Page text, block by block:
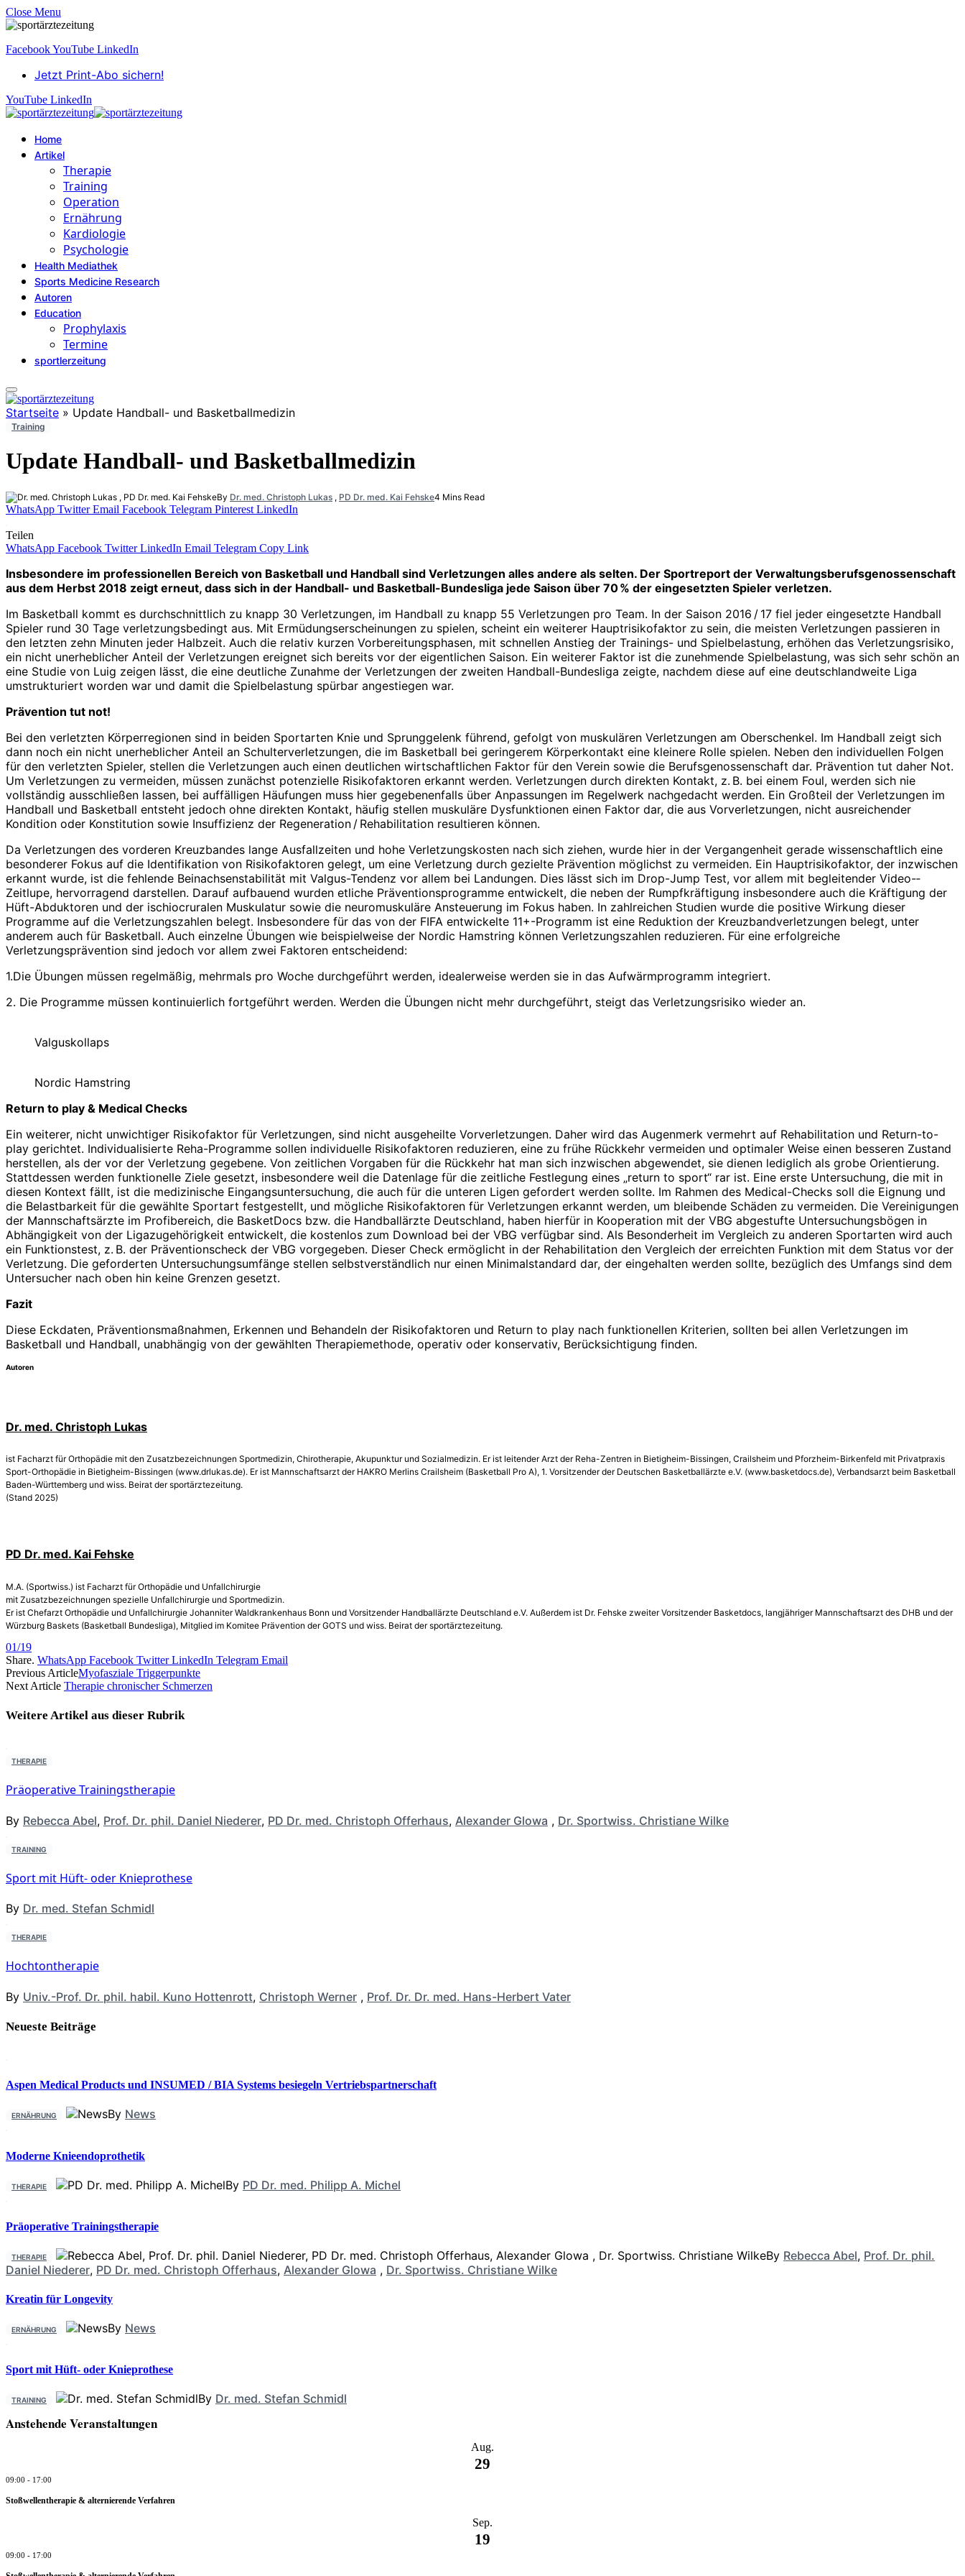
Close Menu
FacebookYouTube LinkedIn
Jetzt Print-Abo sichern!
YouTube LinkedIn
Home
Artikel
Therapie
Training
Operation
Ernährung
Kardiologie
Psychologie
Health Mediathek
Sports Medicine Research
Autoren
Education
Prophylaxis
Termine
sportlerzeitung
Startseite » Update Handball- und Basketballmedizin
Training
Update Handball- und Basketballmedizin
By Dr. med. Christoph Lukas , PD Dr. med. Kai Fehske4 Mins Read
WhatsApp Twitter Email Facebook Telegram Pinterest LinkedIn
Teilen
WhatsApp Facebook Twitter LinkedIn Email Telegram Copy Link
Insbesondere im professionellen Bereich von Basketball und Handball sind Verletzungen alles andere als selten. Der Sportreport der Verwaltungsberufsgenossenschaft
aus dem Herbst 2018 zeigt erneut, dass sich in der Handball- und Basketball-Bundesliga jede Saison über 70 % der eingesetzten Spieler verletzen.
Im Basketball kommt es durchschnittlich zu knapp 30 Verletzungen, im Handball zu knapp 55 Verletzungen pro Team. In der Saison 2016 / 17 fiel jeder eingesetzte Handball
Spieler rund 30 Tage verletzungsbedingt aus. Mit Ermüdungserscheinungen zu spielen, scheint ein weiterer Hauptrisikofaktor zu sein, die meisten Verletzungen passieren in
den letzten zehn Minuten jeder Halbzeit. Auch die relativ kurzen Vorbereitungsphasen, mit schnellen Anstieg der Trainings- und Spielbelastung, erhöhen das Verletzungsrisiko,
ein nicht unerheblicher Anteil der Verletzungen ereignet sich bereits vor der eigentlichen Saison. Ein weiterer Faktor ist die zunehmende Spielbelastung, was sich sehr schön an
eine Studie von Luig zeigen lässt, die eine deutliche Zunahme der Verletzungen der zweiten Handball-­Bundesliga zeigte, nachdem diese auf eine deutschlandweite Liga
umstrukturiert worden war und damit die Spielbelastung spürbar angestiegen war.
Prävention tut not!
Bei den verletzten Körperregionen sind in beiden Sportarten Knie und Sprunggelenk führend, gefolgt von muskulären Verletzungen am Oberschenkel. Im Handball zeigt sich
dann noch ein nicht unerheblicher Anteil an Schulterverletzungen, die im Basketball bei geringerem Körperkontakt eine kleinere Rolle spielen. Neben den individuellen Folgen
für den verletzten Spieler, stellen die Verletzungen auch einen deutlichen wirtschaftlichen Faktor für den Verein sowie die Berufsgenossenschaft dar. Prävention tut daher Not.
Um Verletzungen zu vermeiden, müssen zunächst potenzielle Risikofaktoren erkannt werden. Verletzungen durch direkten Kontakt, z. B. bei einem Foul, werden sich nie
vollständig ausschließen lassen, bei auffälligen Häuf­ungen muss hier gegebenenfalls über Anpassungen im Regelwerk nachgedacht werden. Ein Großteil der Verletzungen im
Handball und Basketball entsteht jedoch ohne direkten Kontakt, häufig stellen muskuläre Dysfunktionen einen Faktor dar, die aus Vorverletzungen, nicht ausreichender
Kondition oder Konstitution sowie Insuffizienz der Regeneration / Rehabilitation resultieren können.
Da Verletzungen des vorderen Kreuzbandes lange Ausfallzeiten und hohe Verletzungskosten nach sich ziehen, wurde hier in der Vergangenheit gerade wissenschaftlich eine
besonderer Fokus auf die Identifikation von Risikofaktoren gelegt, um eine Verletzung durch gezielte Prävention möglichst zu vermeiden. Ein Hauptrisikofaktor, der inzwischen
erkannt wurde, ist die fehlende Beinachsenstabilität mit Valgus-Tendenz vor allem bei Landungen. Dies lässt sich im Drop-Jump Test, vor allem mit begleitender Video-­
Zeitlupe, hervorragend darstellen. Da­rauf aufbauend wurden etliche Präventionsprogramme entwickelt, die neben der Rumpfkräftigung insbesondere auch die Kräftigung der
Hüft-Abduktoren und der ischiocruralen Muskulatur sowie die neuromuskuläre Ansteuerung im Fokus haben. In zahlreichen Studien wurde die positive Wirkung dieser
Programme auf die Verletzungszahlen belegt. Insbesondere für das von der FIFA entwickelte 11+-Programm ist eine Reduktion der Kreuzbandverletzungen belegt, unter
anderem auch für Basketball. Auch einzelne Übungen wie beispielweise der Nordic Hamstring können Verletzungszahlen reduzieren. Für eine erfolgreiche
Verletzungsprävention sind jedoch vor allem zwei Faktoren entscheidend:
1.Die Übungen müssen regelmäßig, mehrmals pro Woche durchgeführt werden, idealerweise werden sie in das Aufwärmprogramm integriert.
2. Die Programme müssen kontinuierlich fortgeführt werden. Werden die Übungen nicht mehr durchgeführt, steigt das Verletzungsrisiko wieder an.
Valguskollaps
Nordic Hamstring
Return to play & Medical Checks
Ein weiterer, nicht unwichtiger Risikofaktor für Verletzungen, sind nicht ausgeheilte Vorverletzungen. Daher wird das Augenmerk vermehrt auf Rehabilitation und Return-to-
play gerichtet. Individualisierte Reha-Programme sollen individuelle Risikofaktoren reduzieren, eine zu frühe Rückkehr vermeiden und optimaler Weise einen besseren Zustand
herstellen, als der vor der Verletzung gegebene. Von zeitlichen Vorgaben für die Rückkehr hat man sich inzwischen abgewendet, sie dienen lediglich als grobe Orientierung.
Stattdessen werden funktionelle Ziele gesetzt, insbesondere weil die Datenlage für die zeitliche Festlegung eines „return to sport“ rar ist. Eine erste Untersuchung, die mit in
diesen Kontext fällt, ist die medizinische Eingangsuntersuchung, die auch für die unteren Ligen gefordert werden sollte. Im Rahmen des Medical-Checks soll die Eignung und
die Belastbarkeit für die gewählte Sportart festgestellt, und mögliche Risikofaktoren für Verletzungen erkannt werden, um bleibende Schäden zu vermeiden. Die Vereinigungen
der Mannschaftsärzte im Profibereich, die BasketDocs bzw. die Handballärzte Deutschland, haben hierfür in Kooperation mit der VBG abgestufte Untersuchungsbögen in
Abhängigkeit von der Ligazugehörigkeit entwickelt, die kostenlos zum Download bei der VBG verfügbar sind. Als Besonderheit im Vergleich zu anderen Sportarten wird auch
ein Funktionstest, z. B. der Präventionscheck der VBG vorgegeben. Dieser Check ermöglicht in der Reha­bilitation den Vergleich der erreichten Funktion mit dem Status vor der
Verletzung. Die geforderten Untersuchungsumfänge stellen selbstverständlich nur einen Minimalstandard dar, der eingehalten werden sollte, bezüglich des Umfangs sind dem
Untersucher nach oben hin keine Grenzen gesetzt.
Fazit
Diese Eckdaten, Präventionsmaßnahmen, Erkennen und Behandeln der Risikofaktoren und Return to play nach funktionellen Kriterien, sollten bei allen Verletzungen im
Basketball und Handball, unabhängig von der gewählten Therapiemethode, operativ oder konservativ, Berücksichtigung finden.
Autoren
Dr. med. Christoph Lukas
ist Facharzt für Orthopädie mit den Zusatzbezeichnungen Sportmedizin, Chirotherapie, Akupunktur und Sozialmedizin. Er ist leitender Arzt der Reha-Zentren in Bietigheim-­Bissingen, Crailsheim und Pforzheim-Birkenfeld mit Privatpraxis
Sport-Orthopädie in Bietigheim-Bissingen (www.drlukas.de). Er ist Mannschafts­arzt der HAKRO Merlins Crailsheim (Basketball Pro A), 1. Vorsitzender der Deutschen Basketballärzte e.V. (www.basketdocs.de), Verbandsarzt beim Basketball
Baden-Württemberg und wiss. Beirat der sportärztezeitung.
(Stand 2025)
PD Dr. med. Kai Fehske
M.A. (Sportwiss.) ist Facharzt für Orthopädie und Unfallchirurgie
mit Zusatzbezeichnungen spezielle Unfallchirurgie und Sportmedizin.
Er ist Chefarzt Orthopädie und Unfallchirurgie Johanniter Wald­krankenhaus Bonn und Vorsitzender Handballärzte Deutschland e.V. Außerdem ist Dr. Fehske zweiter Vorsitzender Basketdocs, langjähriger Mannschaftsarzt des DHB und der
Würzburg Baskets (Basketball Bundesliga), Mitglied im Komitee Prävention der GOTS und wiss. Beirat der sportärztezeitung.
01/19
Share. WhatsApp Facebook Twitter LinkedIn Telegram Email
Previous ArticleMyofasziale Triggerpunkte
Next Article Therapie chronischer Schmerzen
Weitere Artikel aus dieser Rubrik
THERAPIE
Präoperative Trainingstherapie
By Rebecca Abel, Prof. Dr. phil. Daniel Niederer, PD Dr. med. Christoph Offerhaus, Alexander Glowa , Dr. Sportwiss. Christiane Wilke
TRAINING
Sport mit Hüft- oder Knieprothese
By Dr. med. Stefan Schmidl
THERAPIE
Hochtontherapie
By Univ.-Prof. Dr. phil. habil. Kuno Hottenrott, Christoph Werner , Prof. Dr. Dr. med. Hans-Herbert Vater
Neueste Beiträge
Aspen Medical Products und INSUMED / BIA Systems besiegeln Vertriebspartnerschaft
ERNÄHRUNG By News
Moderne Knieendoprothetik
THERAPIE By PD Dr. med. Philipp A. Michel
Präoperative Trainingstherapie
THERAPIE By Rebecca Abel, Prof. Dr. phil.
Daniel Niederer, PD Dr. med. Christoph Offerhaus, Alexander Glowa , Dr. Sportwiss. Christiane Wilke
Kreatin für Longevity
ERNÄHRUNG By News
Sport mit Hüft- oder Knieprothese
TRAINING By Dr. med. Stefan Schmidl
Anstehende Veranstaltungen
Aug.
29
09:00 - 17:00
Stoßwellentherapie & alternierende Verfahren
Sep.
19
09:00 - 17:00